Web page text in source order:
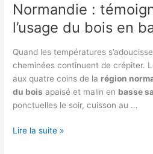
Normandie :
l’usage du bois en
Quand les températures
cheminées continuent de crépiter.
aux quatre coins de la région
du bois apaisé et malin en basse
ponctuelles le soir, cuisson au …
Normandie
Lire la suite »